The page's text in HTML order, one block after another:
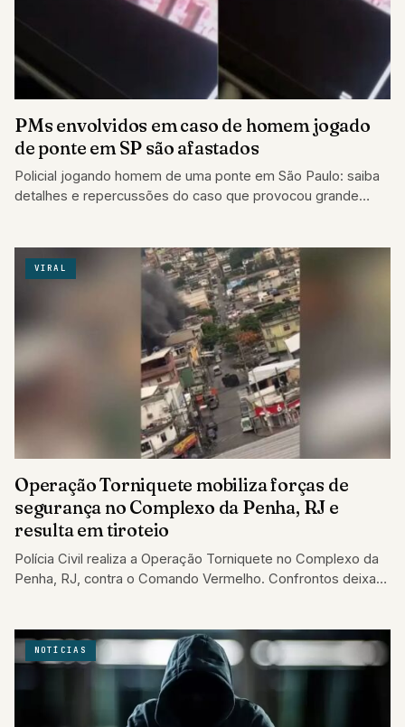
PMs envolvidos em caso de homem jogado
de ponte em SP são afastados
Policial jogando homem de uma ponte em São Paulo: saiba
detalhes e repercussões do caso que provocou grande
VIRAL
Operação Torniquete mobiliza forças de
segurança no Complexo da Penha, RJ e
resulta em tiroteio
Polícia Civil realiza a Operação Torniquete no Complexo da
Penha, RJ, contra o Comando Vermelho. Confrontos deixam
NOTÍCIAS